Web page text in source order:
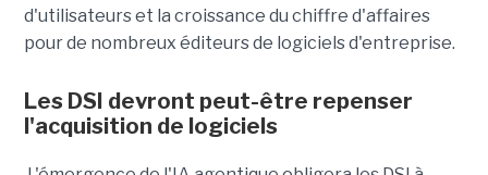
d'utilisateurs et la croissance du chiffre d'affaires
pour de nombreux éditeurs de logiciels d'entreprise.
Les DSI devront peut-être repenser
l'acquisition de logiciels